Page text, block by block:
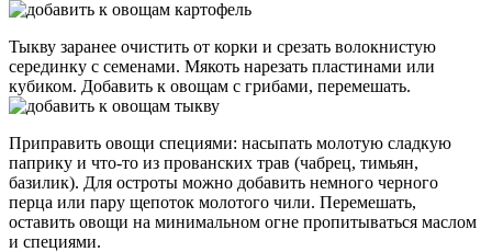
Тыкву заранее очистить от корки и срезать волокнистую
серединку с семенами. Мякоть нарезать пластинами или
кубиком. Добавить к овощам с грибами, перемешать.
Приправить овощи специями: насыпать молотую сладкую
паприку и что-то из прованских трав (чабрец, тимьян,
базилик). Для остроты можно добавить немного черного
перца или пару щепоток молотого чили. Перемешать,
оставить овощи на минимальном огне пропитываться маслом
и специями.